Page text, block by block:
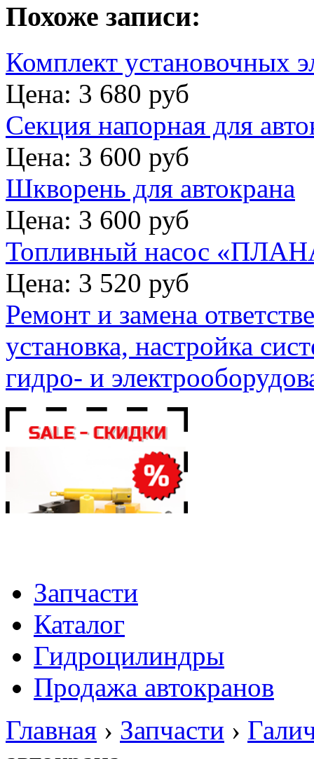
Похоже записи:
Комплект установочных
Цена: 3 680 руб
Секция напорная для
Цена: 3 600 руб
Шкворень для автокрана
Цена: 3 600 руб
Топливный насос
Цена: 3 520 руб
Ремонт и замена
установка, настройка
гидро- и
Запчасти
Каталог
Гидроцилиндры
Продажа автокранов
Главная › Запчасти ›